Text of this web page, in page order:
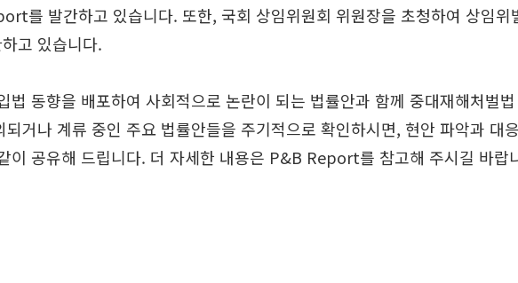
를 발간하고 있습니다. 또한, 국회 상임위원회 위원장을 초청하여 상임위
고 있습니다.
법 동향을 배포하여 사회적으로 논란이 되는 법률안과 함께 중대재해처벌
거나 계류 중인 주요 법률안들을 주기적으로 확인하시면, 현안 파악과 대
이 공유해 드립니다. 더 자세한 내용은 P&B Report를 참고해 주시길 바